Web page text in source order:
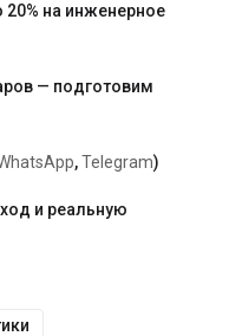
на инженерное
— подготовим
,Telegram)
и реальную